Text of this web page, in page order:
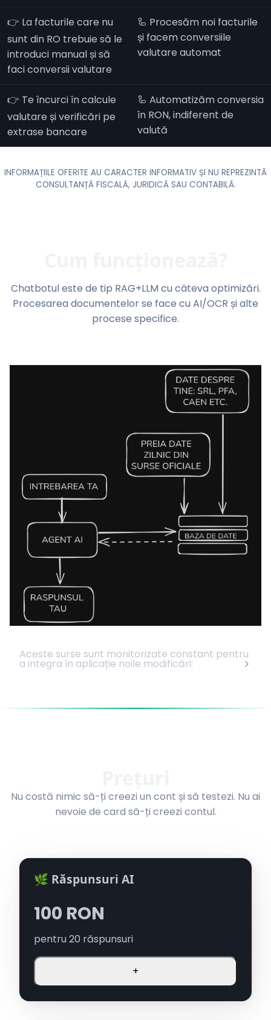
👉 La facturile care nu
sunt din RO trebuie să le
introduci manual și să
faci conversii valutare
🦾 Procesăm noi facturile
și facem conversiile
valutare automat
👉 Te încurci în calcule
valutare și verificări pe
extrase bancare
🦾 Automatizăm conversia
în RON, indiferent de
valută
INFORMAȚIILE OFERITE AU CARACTER INFORMATIV ȘI NU REPREZINTĂ
CONSULTANȚĂ FISCALĂ, JURIDICĂ SAU CONTABILĂ.
Chatbotul este de tip RAG+LLM cu câteva optimizări.
Procesarea documentelor se face cu AI/OCR și alte
procese specifice.
Aceste surse sunt monitorizate constant pentru
a integra în aplicație noile modificări:
Nu costă nimic să-ți creezi un cont și să testezi. Nu ai
nevoie de card să-ți creezi contul.
🌿 Răspunsuri AI
100 RON
pentru20 răspunsuri
+